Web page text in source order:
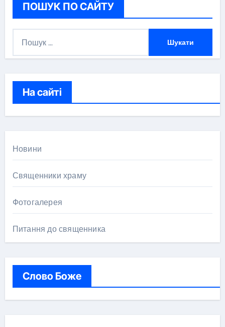
ПОШУК ПО САЙТУ
:
На сайті
Новини
Священники храму
Фотогалерея
Питання до священника
Слово Боже